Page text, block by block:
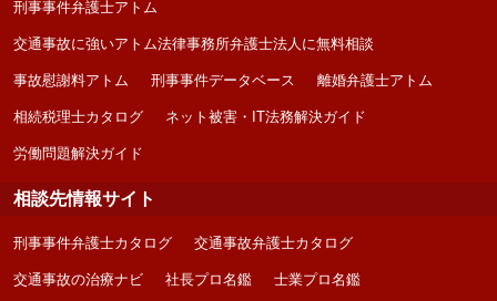
刑事事件弁護士アトム
交通事故に強いアトム法律事務所弁護士法人に無料相談
事故慰謝料アトム 刑事事件データベース 離婚弁護士アトム
相続税理士カタログ ネット被害・IT法務解決ガイド
労働問題解決ガイド
相談先情報サイト
刑事事件弁護士カタログ 交通事故弁護士カタログ
交通事故の治療ナビ 社長プロ名鑑 士業プロ名鑑